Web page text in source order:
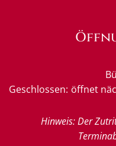
Klicken, um weitere
Geschlossen: öffnet
Hinweis: Der